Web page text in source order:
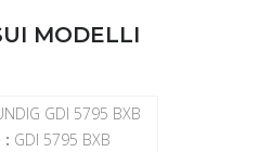
MODELLI
GDI 5795 BXB
: GDI 5795 BXB